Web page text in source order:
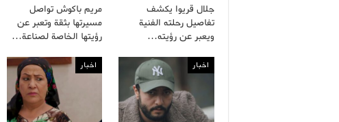
جلال قريوا يكشف
تفاصيل رحلته الفنية
ويعبر عن رؤيته…
مريم باكوش تواصل
مسيرتها بثقة وتعبر عن
رؤيتها الخاصة لصناعة…
اخبار اخبار